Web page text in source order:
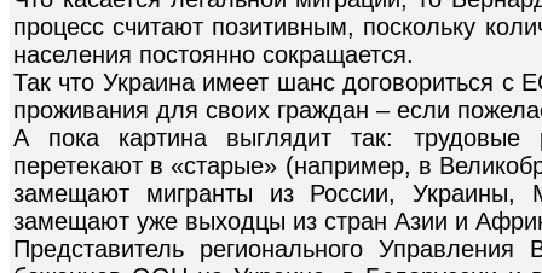
процесс считают позитивным, поскольку
населения постоянно сокращается.
Так что Украина имеет шанс договориться с
проживания для своих граждан – если
А пока картина выглядит так:
перетекают в «старые» (например, в
замещают мигранты из России,
замещают уже выходцы из стран Азии и
Представитель регионального